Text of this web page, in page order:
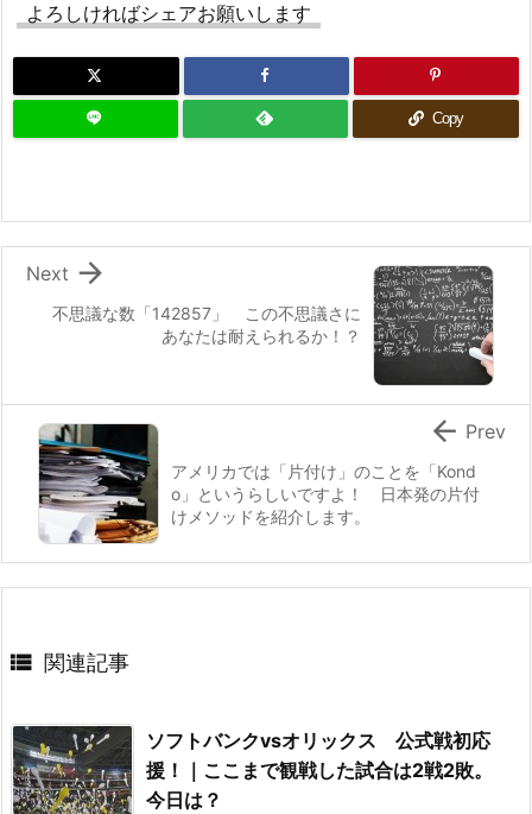
よろしければシェアお願いします
Copy
不思議な数「142857」 この不思議さに
あなたは耐えられるか！？

Next
アメリカでは「片付け」のことを「Kond
o」というらしいですよ！ 日本発の片付
けメソッドを紹介します。
 Prev
 関連記事
ソフトバンクvsオリックス 公式戦初応
援！｜ここまで観戦した試合は2戦2敗。
今日は？